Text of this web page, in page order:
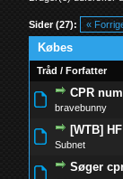
Sider (27): «
Købes
Tråd /Forfatter
CPR
bravebunny
0
[WTB]
Subnet
0
Søger
0